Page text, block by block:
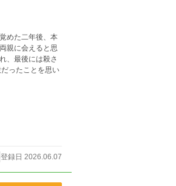
登録日 2026.06.07